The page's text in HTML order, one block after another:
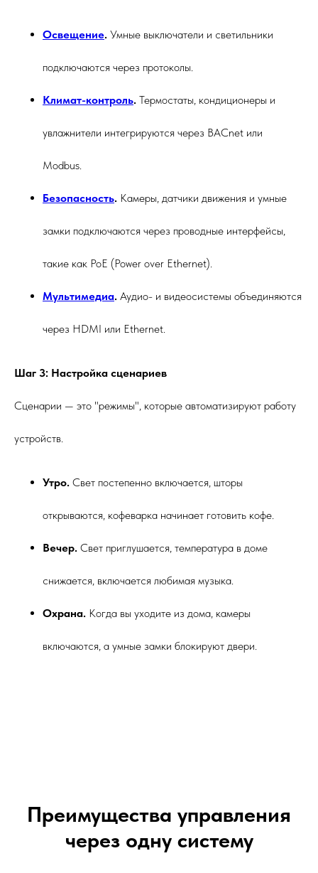
Освещение. Умные выключатели и светильники
подключаются через протоколы.
Климат-контроль. Термостаты, кондиционеры и
увлажнители интегрируются через BACnet или
Modbus.
Безопасность. Камеры, датчики движения и умные
замки подключаются через проводные интерфейсы,
такие как PoE (Power over Ethernet).
Мультимедиа. Аудио- и видеосистемы объединяются
через HDMI или Ethernet.
Шаг 3: Настройка сценариев
Сценарии — это "режимы", которые автоматизируют работу
устройств.
Утро. Свет постепенно включается, шторы
открываются, кофеварка начинает готовить кофе.
Вечер. Свет приглушается, температура в доме
снижается, включается любимая музыка.
Охрана. Когда вы уходите из дома, камеры
включаются, а умные замки блокируют двери.
Преимущества управления
через одну систему